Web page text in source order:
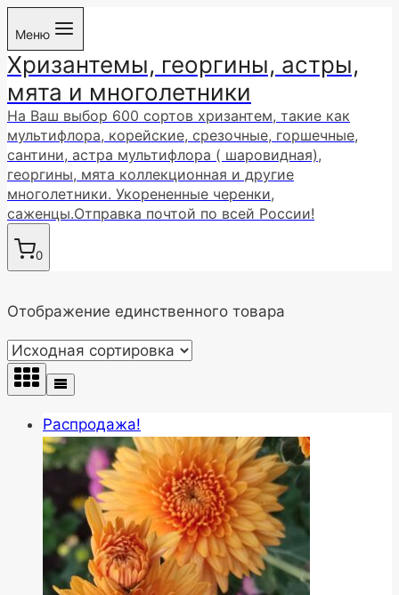
Перейти
содержимому
Меню
Хризантемы, георгины, астры,
мята и многолетники
На Ваш выбор 600 сортов хризантем, такие как
мультифлора, корейские, срезочные, горшечные,
сантини, астра мультифлора ( шаровидная),
георгины, мята коллекционная и другие
многолетники. Укорененные черенки,
саженцы.Отправка почтой по всей России!
0
Отображение единственного товара
Распродажа!